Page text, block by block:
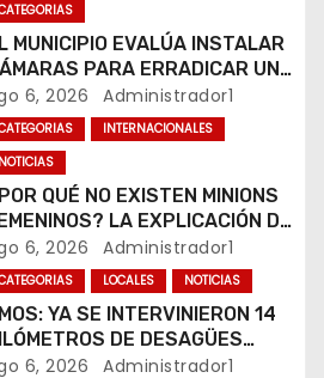
MUNICIPIO EVALÚA INSTALAR
PARA ERRADICAR UN
AL FINAL DE
CARDARELLI
6, 2026 Administrador1
INTERNACIONALES
NOTICIAS
QUÉ NO EXISTEN MINIONS
LA EXPLICACIÓN DE
CREADOR QUE VOLVIÓ A
6, 2026 Administrador1
LOCALES NOTICIAS
YA SE INTERVINIERON 14
DE DESAGÜES
6, 2026 Administrador1